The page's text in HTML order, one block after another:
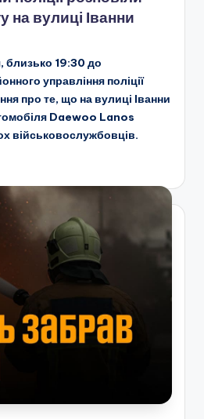
на вулиці Іванни
близько 19:30 до
управління поліції
про те, що на вулиці Іванни
Daewoo Lanos
військовослужбовців.